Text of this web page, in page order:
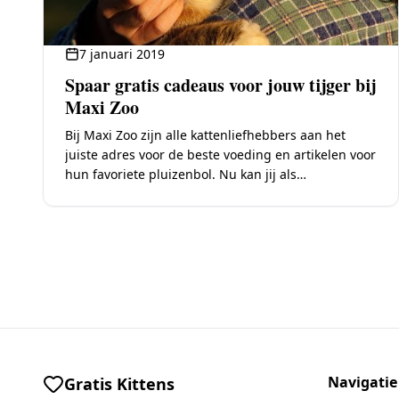
7 januari 2019
Spaar gratis cadeaus voor jouw tijger bij
Maxi Zoo
Bij Maxi Zoo zijn alle kattenliefhebbers aan het
juiste adres voor de beste voeding en artikelen voor
hun favoriete pluizenbol. Nu kan jij als
Gratis Kittens Navigatie